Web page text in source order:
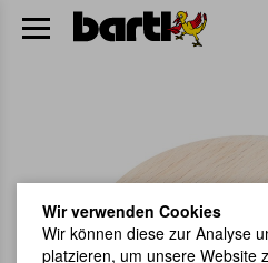
Wir verwenden Cookies
Wir können diese zur Analyse
platzieren, um unsere Website